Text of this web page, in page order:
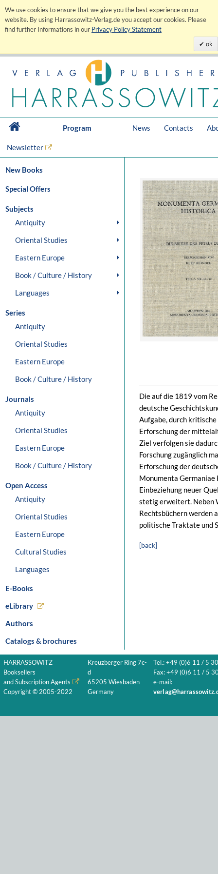
We use cookies to ensure that we give you the best experience on our
website. By using Harrassowitz-Verlag.de you accept our cookies. Please
find further Informations in our Privacy Policy Statement
ok
Program News Contacts
Newsletter
New Books
Special Offers
Subjects
Antiquity
Oriental Studies
Eastern Europe
Book / Culture / History
Languages
Series
Antiquity
Oriental Studies
Eastern Europe
Book / Culture / History
Journals
Antiquity
Oriental Studies
Eastern Europe
Book / Culture / History
Open Access
Antiquity
Oriental Studies
Eastern Europe
Cultural Studies
Languages
E-Books
eLibrary
Authors
Catalogs & brochures
Die auf die 1819 vom
deutsche
Aufgabe, durch
Erforschung der
Ziel verfolgen sie
Forschung zugänglich
Erforschung der
Monumenta Germaniae
Einbeziehung neuer
stetig erweitert. Neben
Rechtsbüchern werden
politische Traktate und
[back]
HARRASSOWITZ
Booksellers
and Subscription Agents
Copyright © 2005-2022
Kreuzberger Ring 7c-
d
65205 Wiesbaden
Germany
Tel.: +49 (0)6 11 / 5
Fax: +49 (0)6 11 / 5
e-mail: